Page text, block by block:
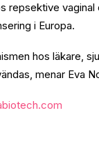
repsektive
i Europa.
hos läkare,
menar Eva